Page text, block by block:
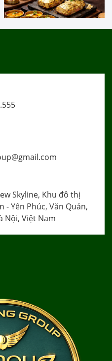
Skyline, Khu đô thị
- Yên Phúc, Văn Quán,
Nội, Việt Nam